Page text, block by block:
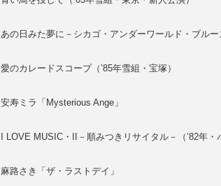
あの日みた夢に－シカゴ・アンダーワールド・ブルー
愛のカレードスコープ（’85年雪組・宝塚）
安寿ミラ「Mysterious Ange」
I LOVE MUSIC・II－順みつきリサイタル－（’82年・
麻路さき「ザ・ラストデイ」